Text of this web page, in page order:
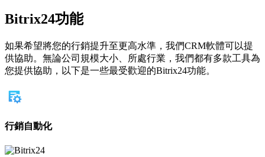
Bitrix24功能
如果希望將您的行銷提升至更高水準，我們CRM軟體可以提
供協助。無論公司規模大小、所處行業，我們都有多款工具為
您提供協助，以下是一些最受歡迎的Bitrix24功能。
行銷自動化